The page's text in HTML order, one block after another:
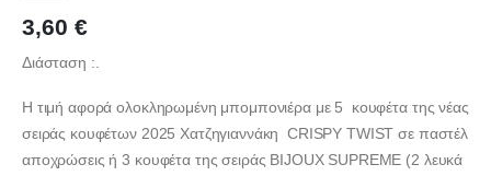
3,60 €
Διάσταση :.
Η τιμή αφορά ολοκληρωμένη μπομπονιέρα με 5 κουφέτα της νέας
σειράς κουφέτων 2025 Χατζηγιαννάκη CRISPY TWIST σε παστέλ
αποχρώσεις ή 3 κουφέτα της σειράς BIJOUX SUPREME (2 λευκά